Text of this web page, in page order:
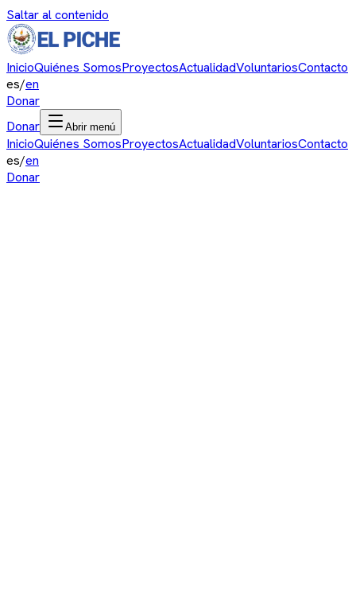
Saltar al contenido
InicioQuiénes SomosProyectosActualidadVoluntariosContacto
es/en
Donar
Donar
Abrir menú
InicioQuiénes SomosProyectosActualidadVoluntariosContacto
es/en
Donar